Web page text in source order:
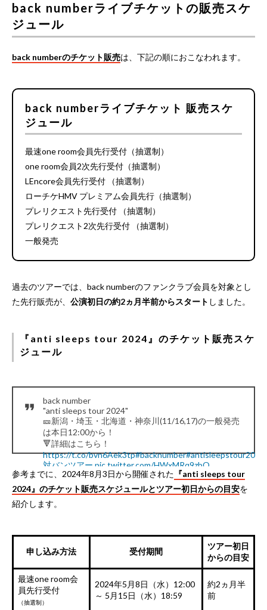
back numberライブチケットの販売スケ
ジュール
back numberのチケット販売は、下記の順におこなわれます。
back numberライブチケット 販売スケ
ジュール
最速one room会員先行受付（抽選制）
one room会員2次先行受付（抽選制）
LEncore会員先行受付 （抽選制）
ローチケHMV プレミアム会員先行（抽選制）
プレリクエスト先行受付 （抽選制）
プレリクエスト2次先行受付 （抽選制）
一般発売
過去のツアーでは、back numberのファンクラブ会員を対象とし
た先行販売が、 公演初日の約2ヵ月半前からスタート しました。
『anti sleeps tour 2024』のチケット販売スケ
ジュール
back number
"anti sleeps tour 2024"
🎫新潟・埼玉・北海道・神奈川(11/16,17)の一般発売
は本日12:00から！
🔻詳細はこちら！
https://t.co/bvn6Aek3tp#backnumber#antisleepstour2024
対バンツアー pic.twitter.com/HWxMRq9zbQ
— back number staff (@backnumberstaff) October 5,
2024
参考までに、2024年8月3日から開催された 『anti sleeps tour
2024』のチケット販売スケジュールとツアー初日からの目安を
紹介します。
申し込み方法 受付期間
ツアー初日
からの目安
最速one room会
員先行受付
（抽選制）
2024年5月8日（水）12:00
～ 5月15日（水）18:59
約2ヵ月半
前